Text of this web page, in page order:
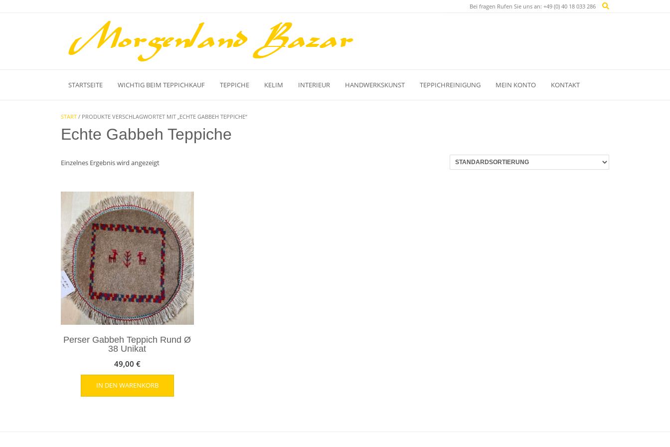
Bei fragen Rufen Sie uns an: +49 (0) 40 18 033 286
STARTSEITE WICHTIG BEIM TEPPICHKAUF TEPPICHE KELIM INTERIEUR HANDWERKSKUNST TEPPICHREINIGUNG MEIN KONTO KONTAKT
START / PRODUKTE VERSCHLAGWORTET MIT „ECHTE GABBEH TEPPICHE“
Echte Gabbeh Teppiche
Einzelnes Ergebnis wird angezeigt
Perser Gabbeh Teppich Rund Ø
38 Unikat
49,00 €
IN DEN WARENKORB